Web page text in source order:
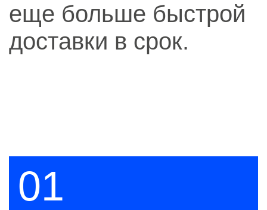
еще больше быстрой
доставки в срок.
01